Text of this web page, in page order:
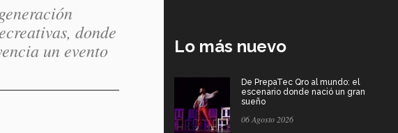
donde
un evento
Lo más nuevo
De PrepaTec Qro al mundo: el
escenario donde nació un gran
sueño
06 Agosto 2026